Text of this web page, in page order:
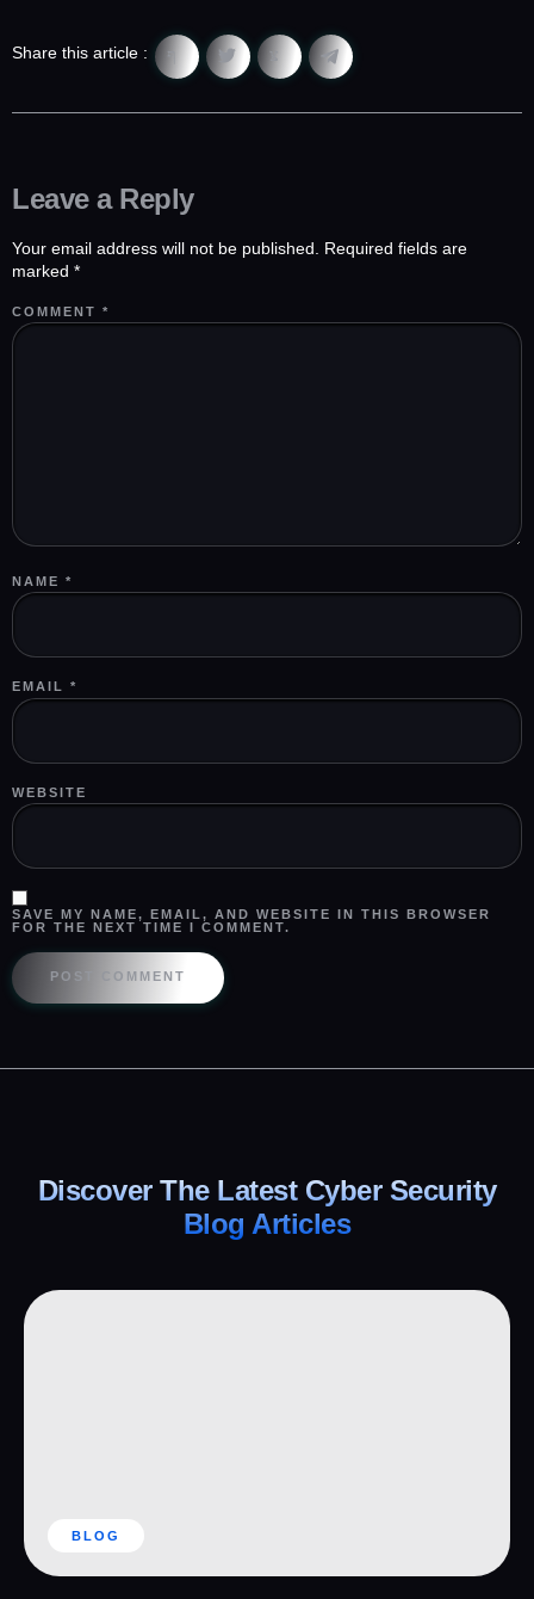
Share this article :
Leave a Reply
Your email address will not be published.
Required fields are
marked *
COMMENT *
NAME *
EMAIL *
WEBSITE
SAVE MY NAME, EMAIL, AND WEBSITE IN THIS BROWSER
FOR THE NEXT TIME I COMMENT.
Discover The Latest Cyber Security
Blog Articles
BLOG